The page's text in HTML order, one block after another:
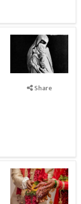
Share